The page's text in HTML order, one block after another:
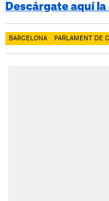
Descárgate aquí
BARCELONA PARLAMENT DE